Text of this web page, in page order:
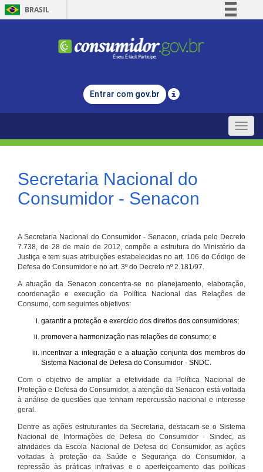
BRASIL
Comunica BR
Legislação
Entrar com gov.br
Toggle
Secretaria Nacional do
Consumidor - Senacon
A Secretaria Nacional do Consumidor - Senacon, criada pelo Decreto
7.738, de 28 de maio de 2012, compõe a estrutura do Ministério da
Justiça e tem suas atribuições estabelecidas no art. 106 do Código de
Defesa do Consumidor e no art. 3º do Decreto nº 2.181/97.
A atuação da Senacon concentra-se no planejamento, elaboração,
coordenação e execução da Política Nacional das Relações de
Consumo, com seguintes objetivos:
garantir a proteção e exercício dos direitos dos consumidores;
promover a harmonização nas relações de consumo; e
incentivar a integração e a atuação conjunta dos membros do
Sistema Nacional de Defesa do Consumidor - SNDC.
Com o objetivo de ampliar a efetividade da Política Nacional de
Proteção e Defesa do Consumidor, a atenção da Senacon está voltada
à análise de questões que tenham repercussão nacional e interesse
geral.
Dentre as ações estruturantes da Secretaria, destacam-se o Sistema
Nacional de Informações de Defesa do Consumidor - Sindec, as
atividades da Escola Nacional de Defesa do Consumidor, as ações
voltadas à proteção da Saúde e Segurança do Consumidor, a
repressão às práticas infrativas e o aperfeiçoamento das políticas